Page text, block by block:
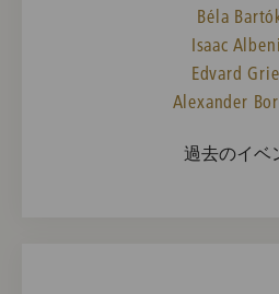
Béla
Isaac
Edvard
Alexander
過去のイベ